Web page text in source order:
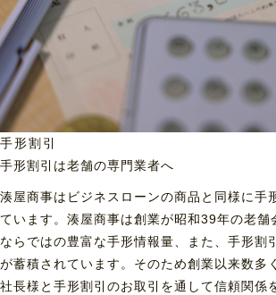
手形割引
手形割引は老舗の専門業者へ
湊屋商事はビジネスローンの商品と同様に手
ています。湊屋商事は創業が昭和39年の老舗
ならではの豊富な手形情報量、また、手形割
が蓄積されています。そのため創業以来数多
社長様と手形割引のお取引を通して信頼関係